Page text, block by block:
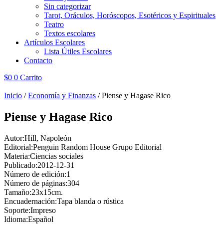
Sin categorizar
Tarot, Oráculos, Horóscopos, Esotéricos y Espirituales
Teatro
Textos escolares
Artículos Escolares
Lista Útiles Escolares
Contacto
$0 0 Carrito
Inicio /Economía y Finanzas / Piense y Hagase Rico
Piense y Hagase Rico
Autor:Hill, Napoleón
Editorial:Penguin Random House Grupo Editorial
Materia:Ciencias sociales
Publicado:2012-12-31
Número de edición:1
Número de páginas:304
Tamaño:23x15cm.
Encuadernación:Tapa blanda o rústica
Soporte:Impreso
Idioma:Español